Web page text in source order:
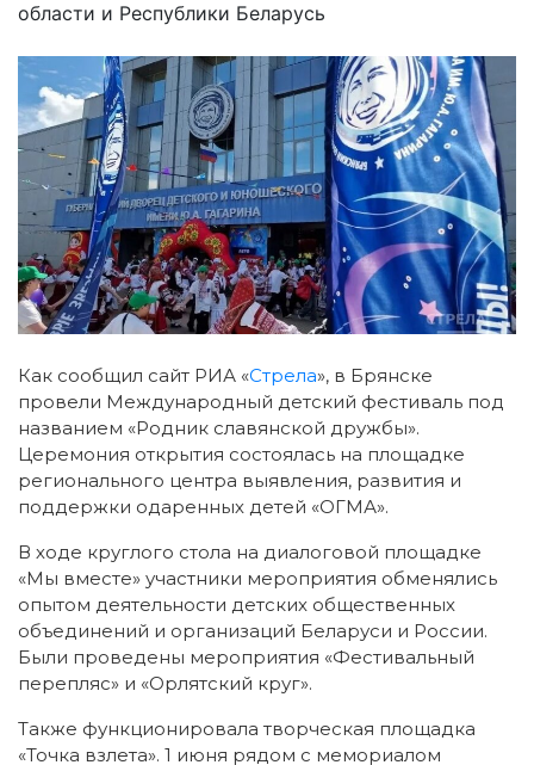
области и Республики Беларусь
Как сообщил сайт РИА «Стрела», в Брянске
провели Международный детский фестиваль под
названием «Родник славянской дружбы».
Церемония открытия состоялась на площадке
регионального центра выявления, развития и
поддержки одаренных детей «ОГМА».
В ходе круглого стола на диалоговой площадке
«Мы вместе» участники мероприятия обменялись
опытом деятельности детских общественных
объединений и организаций Беларуси и России.
Были проведены мероприятия «Фестивальный
перепляс» и «Орлятский круг».
Также функционировала творческая площадка
«Точка взлета». 1 июня рядом с мемориалом